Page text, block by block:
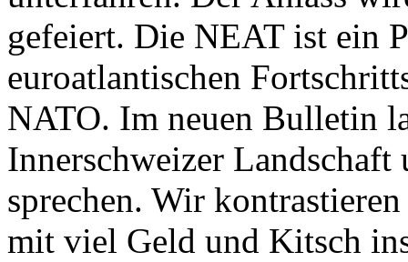
gefeiert. Die NEAT ist ein
euroatlantischen
NATO. Im neuen Bulletin
Innerschweizer
sprechen. Wir
mit viel Geld und Kitsch